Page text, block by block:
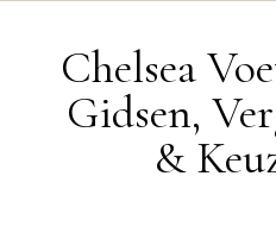
Chelsea
Gidsen,
&